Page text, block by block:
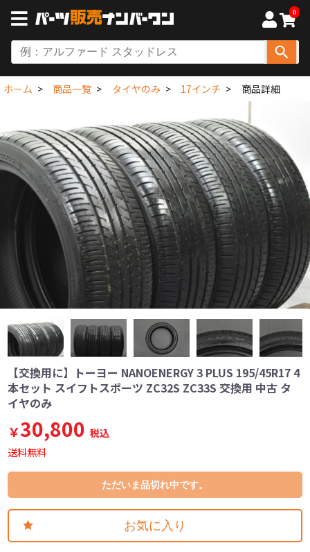
0
ホーム 商品一覧 タイヤのみ 17インチ 商品詳細
【交換用に】トーヨー NANOENERGY 3 PLUS 195/45R17 4
本セット スイフトスポーツ ZC32S ZC33S 交換用 中古 タ
イヤのみ
￥30,800 税込
送料無料
ただいま品切れ中です。
お気に入り